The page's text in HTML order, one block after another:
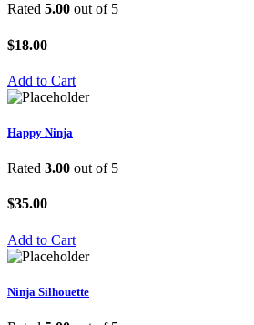
Rated 5.00 out of 5
$18.00
Add to Cart
Happy Ninja
Rated 3.00 out of 5
$35.00
Add to Cart
Ninja Silhouette